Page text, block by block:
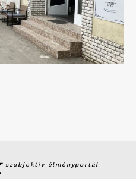
szubjektív élményportál